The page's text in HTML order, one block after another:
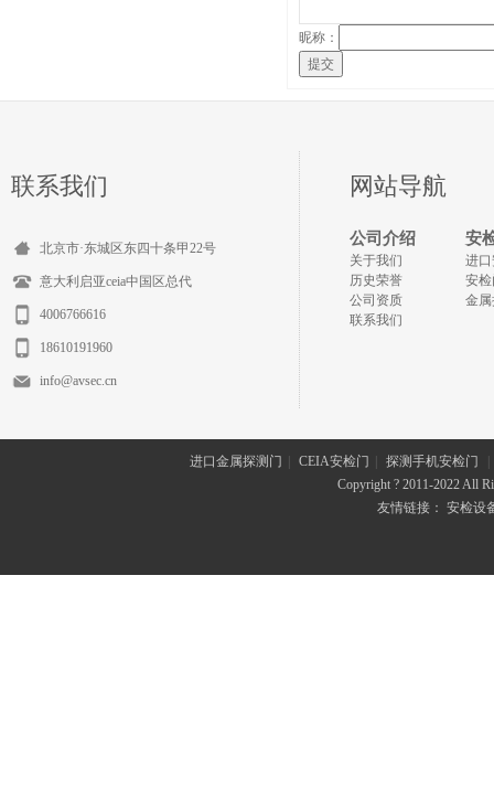
昵称：
提交
联系我们
北京市·东城区东四十条甲22号
意大利启亚ceia中国区总代
4006766616
18610191960
info@avsec.cn
网站导航
公司介绍
关于我们
历史荣誉
公司资质
联系我们
安
进
安
金
进口金属探测门 CEIA安检门 探测手机安检门
Copyright ? 2011-2022 All
友情链接： 安检设